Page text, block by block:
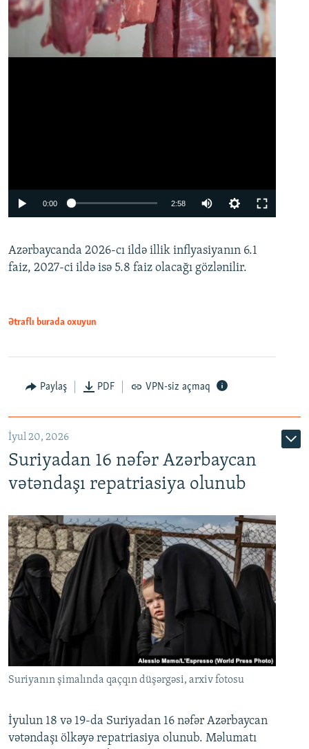
Auto
0:00 2:58
360p
480p
Azərbaycanda 2026-cı ildə illik inflyasiyanın 6.1
faiz, 2027-ci ildə isə 5.8 faiz olacağı gözlənilir.
Ətraflı burada oxuyun
Paylaş PDF VPN-siz açmaq
İyul 20, 2026
Suriyadan 16 nəfər Azərbaycan
vətəndaşı repatriasiya olunub
Suriyanın şimalında qaçqın düşərgəsi, arxiv fotosu
İyulun 18 və 19-da Suriyadan 16 nəfər Azərbaycan
vətəndaşı ölkəyə repatriasiya olunub. Məlumatı